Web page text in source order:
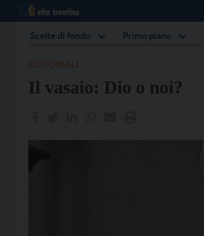
Scelte di fondo Primo piano
Il vasaio: Dio o noi?